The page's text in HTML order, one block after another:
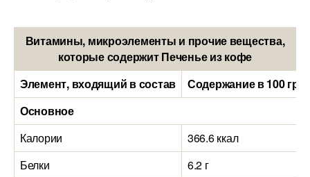
Витамины, микроэлементы и прочие вещества,
которые содержит Печенье из кофе
Элемент, входящий в состав
Содержание в 100
Основное
Калории
366.6 ккал
Белки
6.2 г